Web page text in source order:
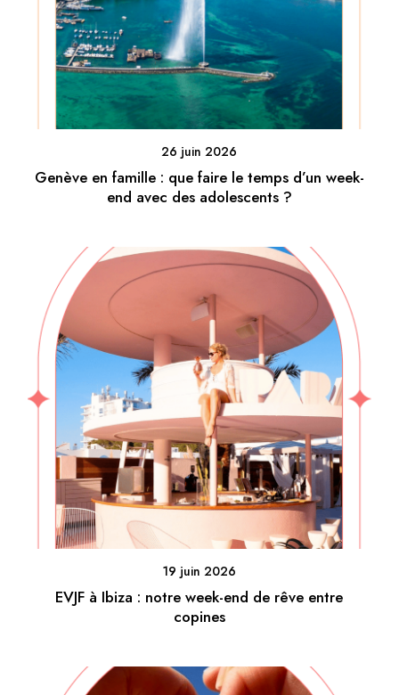
26 juin 2026
Genève en famille : que faire le temps d’un week-
end avec des adolescents ?
19 juin 2026
EVJF à Ibiza : notre week-end de rêve entre
copines